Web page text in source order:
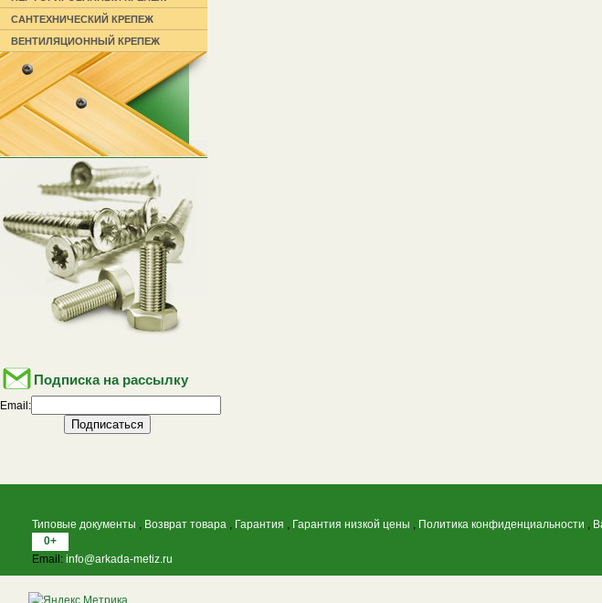
САНТЕХНИЧЕСКИЙ КРЕПЕЖ
ВЕНТИЛЯЦИОННЫЙ КРЕПЕЖ
Подписка на рассылку
Email:
Типовые документы , Возврат товара , Гарантия , Гарантия низкой цены , Политика конфиденциальности ,
0+
Email: info@arkada-metiz.ru